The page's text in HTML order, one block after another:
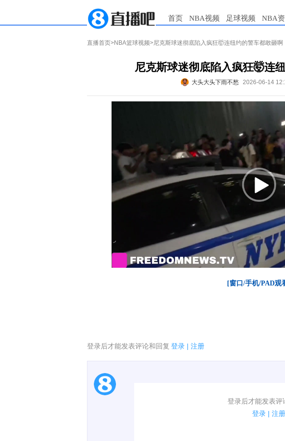
首页 NBA视频 足球视频 NBA
直播首页>NBA篮球视频>尼克斯球迷彻底陷入疯狂🤯连纽约的警车都敢砸啊
尼克斯球迷彻底陷入疯狂🤯连
大头大头下雨不愁 2026-06-14
[窗口/手机/PAD观
登录后才能发表评论和回复 登录 | 注册
登录后才能发表评
登录 | 注册
1.电脑端新用户可以发表评论了！